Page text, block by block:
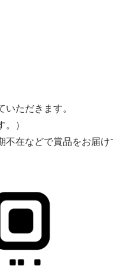
ただきます。
）
在などで賞品をお届